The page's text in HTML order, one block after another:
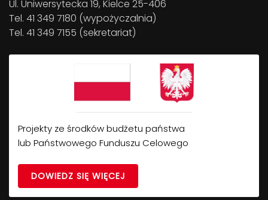
Ul. Uniwersytecka 19, Kielce 25-406
Tel. 41 349 7180 (wypożyczalnia)
Tel. 41 349 7155 (sekretariat)
Projekty ze środków budżetu państwa
lub Państwowego Funduszu Celowego
DOWIEDZ SIĘ WIĘCEJ